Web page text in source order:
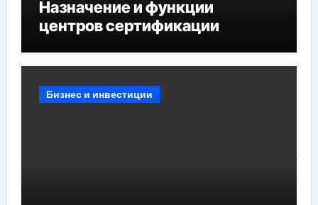
Назначение и функции
центров сертификации
Бизнес и инвестиции